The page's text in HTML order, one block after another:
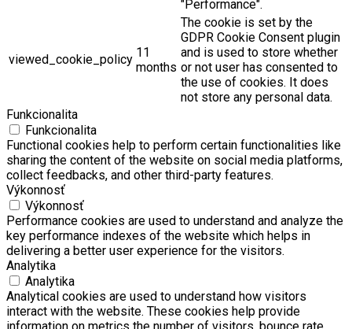
"Performance".
viewed_cookie_policy 11
months
The cookie is set by the
GDPR Cookie Consent plugin
and is used to store whether
or not user has consented to
the use of cookies. It does
not store any personal data.
Funkcionalita
Funkcionalita
Functional cookies help to perform certain functionalities like
sharing the content of the website on social media platforms,
collect feedbacks, and other third-party features.
Výkonnosť
Výkonnosť
Performance cookies are used to understand and analyze the
key performance indexes of the website which helps in
delivering a better user experience for the visitors.
Analytika
Analytika
Analytical cookies are used to understand how visitors
interact with the website. These cookies help provide